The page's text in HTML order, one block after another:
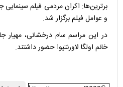
برترین‌ها: اکران مردمی فیلم سینمایی
و عوامل فیلم برگزار شد.
در این مراسم سام درخشانی، مهیار
خانم اولگا لاورنتیوا حضور داشتند.